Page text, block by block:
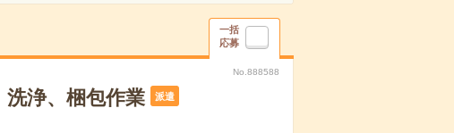
一括
応募
No.888588
浄、梱包作業 派遣